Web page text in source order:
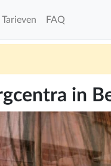
Tarieven FAQ
in